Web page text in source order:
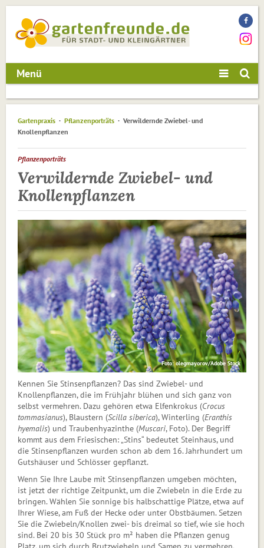
Menü
Gartenpraxis Pflanzenporträts
Verwildernde Zwiebel- und
Knollenpflanzen
Pflanzenporträts
Verwildernde Zwiebel- und
Knollenpflanzen
Foto: olegmayorov/Adobe Stock
Kennen Sie Stinsenpflanzen? Das sind Zwiebel- und
Knollenpflanzen, die im Frühjahr blühen und sich ganz von
selbst vermehren. Dazu gehören etwa Elfenkrokus (Crocus
tommasianus), Blaustern (Scilla siberica), Winterling (Eranthis
hyemalis) und Traubenhyazinthe (Muscari, Foto). Der Begriff
kommt aus dem Friesischen: „Stins“ bedeutet Steinhaus, und
die Stinsenpflanzen wurden schon ab dem 16. Jahrhundert um
Gutshäuser und Schlösser gepflanzt.
Wenn Sie Ihre Laube mit Stinsenpflanzen umgeben möchten,
ist jetzt der richtige Zeitpunkt, um die Zwiebeln in die Erde zu
bringen. Wählen Sie sonnige bis halbschattige Plätze, etwa auf
Ihrer Wiese, am Fuß der Hecke oder unter Obstbäumen. Setzen
Sie die Zwiebeln/Knollen zwei- bis dreimal so tief, wie sie hoch
sind. Bei 20 bis 30 Stück pro m² haben die Pflanzen genug